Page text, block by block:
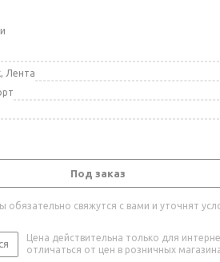
Лента
Под заказ
свяжутся с вами и уточнят
Цена действительна только для
отличаться от цен в розничных